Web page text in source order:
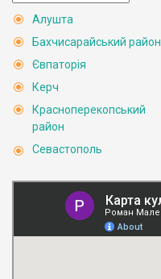
Алушта
Бахчисарайський район
Євпаторія
Керч
Красноперекопський
район
Севастополь